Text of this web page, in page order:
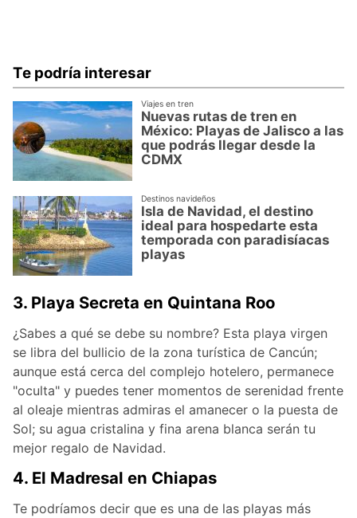
Te podría interesar
Viajes en tren
Nuevas rutas de tren en
México: Playas de Jalisco a las
que podrás llegar desde la
CDMX
Destinos navideños
Isla de Navidad, el destino
ideal para hospedarte esta
temporada con paradisíacas
playas
3. Playa Secreta en Quintana Roo
¿Sabes a qué se debe su nombre? Esta playa virgen
se libra del bullicio de la zona turística de Cancún;
aunque está cerca del complejo hotelero, permanece
"oculta" y puedes tener momentos de serenidad frente
al oleaje mientras admiras el amanecer o la puesta de
Sol; su agua cristalina y fina arena blanca serán tu
mejor regalo de Navidad.
4. El Madresal en Chiapas
Te podríamos decir que es una de las playas más